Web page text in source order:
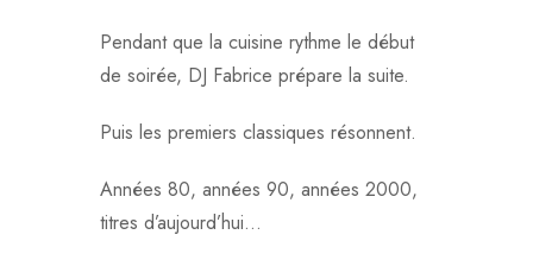
Pendant que la cuisine rythme le début
de soirée, DJ Fabrice prépare la suite.
Puis les premiers classiques résonnent.
Années 80, années 90, années 2000,
titres d’aujourd’hui…